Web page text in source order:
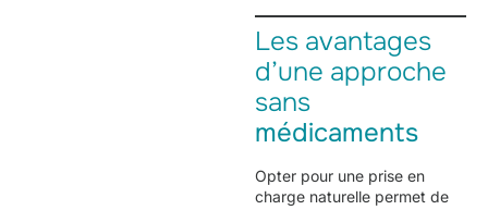
Les avantages
d’une approche
sans
médicaments
Opter pour une prise en
charge naturelle permet de